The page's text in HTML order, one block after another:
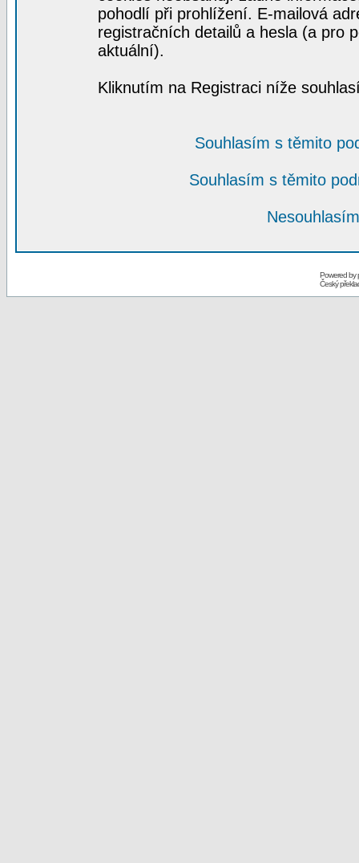
pohodlí při prohlížení. E-mailová
registračních detailů a hesla (a pro
aktuální).
Kliknutím na Registraci níže
Souhlasím s těmito
Souhlasím s těmito
Powered by
Český